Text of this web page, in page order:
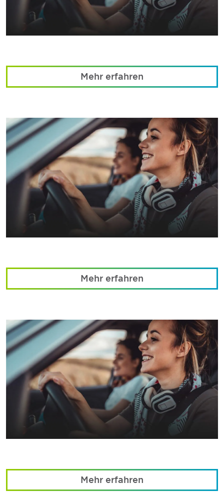
Mehr erfahren
Mehr erfahren
Mehr erfahren